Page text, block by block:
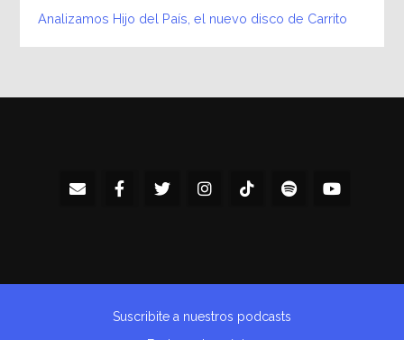
Analizamos Hijo del País, el nuevo disco de Carrito
Suscribite a nuestros podcasts